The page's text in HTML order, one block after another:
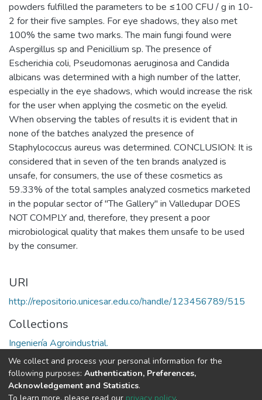
powders fulfilled the parameters to be ≤100 CFU / g in 10-
2 for their five samples. For eye shadows, they also met
100% the same two marks. The main fungi found were
Aspergillus sp and Penicillium sp. The presence of
Escherichia coli, Pseudomonas aeruginosa and Candida
albicans was determined with a high number of the latter,
especially in the eye shadows, which would increase the risk
for the user when applying the cosmetic on the eyelid.
When observing the tables of results it is evident that in
none of the batches analyzed the presence of
Staphylococcus aureus was determined. CONCLUSION: It is
considered that in seven of the ten brands analyzed is
unsafe, for consumers, the use of these cosmetics as
59.33% of the total samples analyzed cosmetics marketed
in the popular sector of "The Gallery" in Valledupar DOES
NOT COMPLY and, therefore, they present a poor
microbiological quality that makes them unsafe to be used
by the consumer.
URI
http://repositorio.unicesar.edu.co/handle/123456789/515
Collections
Ingeniería Agroindustrial.
Full item page
We collect and process your personal information for the
following purposes: Authentication, Preferences,
Acknowledgement and Statistics.